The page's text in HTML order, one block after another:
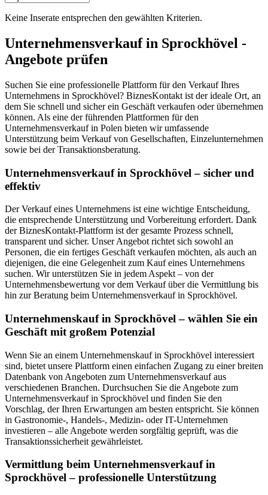
Keine Inserate entsprechen den gewählten Kriterien.
Unternehmensverkauf in Sprockhövel -
Angebote prüfen
Suchen Sie eine professionelle Plattform für den Verkauf Ihres
Unternehmens in Sprockhövel? BiznesKontakt ist der ideale Ort, an
dem Sie schnell und sicher ein Geschäft verkaufen oder übernehmen
können. Als eine der führenden Plattformen für den
Unternehmensverkauf in Polen bieten wir umfassende
Unterstützung beim Verkauf von Gesellschaften, Einzelunternehmen
sowie bei der Transaktionsberatung.
Unternehmensverkauf in Sprockhövel – sicher und
effektiv
Der Verkauf eines Unternehmens ist eine wichtige Entscheidung,
die entsprechende Unterstützung und Vorbereitung erfordert. Dank
der BiznesKontakt-Plattform ist der gesamte Prozess schnell,
transparent und sicher. Unser Angebot richtet sich sowohl an
Personen, die ein fertiges Geschäft verkaufen möchten, als auch an
diejenigen, die eine Gelegenheit zum Kauf eines Unternehmens
suchen. Wir unterstützen Sie in jedem Aspekt – von der
Unternehmensbewertung vor dem Verkauf über die Vermittlung bis
hin zur Beratung beim Unternehmensverkauf in Sprockhövel.
Unternehmenskauf in Sprockhövel – wählen Sie ein
Geschäft mit großem Potenzial
Wenn Sie an einem Unternehmenskauf in Sprockhövel interessiert
sind, bietet unsere Plattform einen einfachen Zugang zu einer breiten
Datenbank von Angeboten zum Unternehmensverkauf aus
verschiedenen Branchen. Durchsuchen Sie die Angebote zum
Unternehmensverkauf in Sprockhövel und finden Sie den
Vorschlag, der Ihren Erwartungen am besten entspricht. Sie können
in Gastronomie-, Handels-, Medizin- oder IT-Unternehmen
investieren – alle Angebote werden sorgfältig geprüft, was die
Transaktionssicherheit gewährleistet.
Vermittlung beim Unternehmensverkauf in
Sprockhövel – professionelle Unterstützung